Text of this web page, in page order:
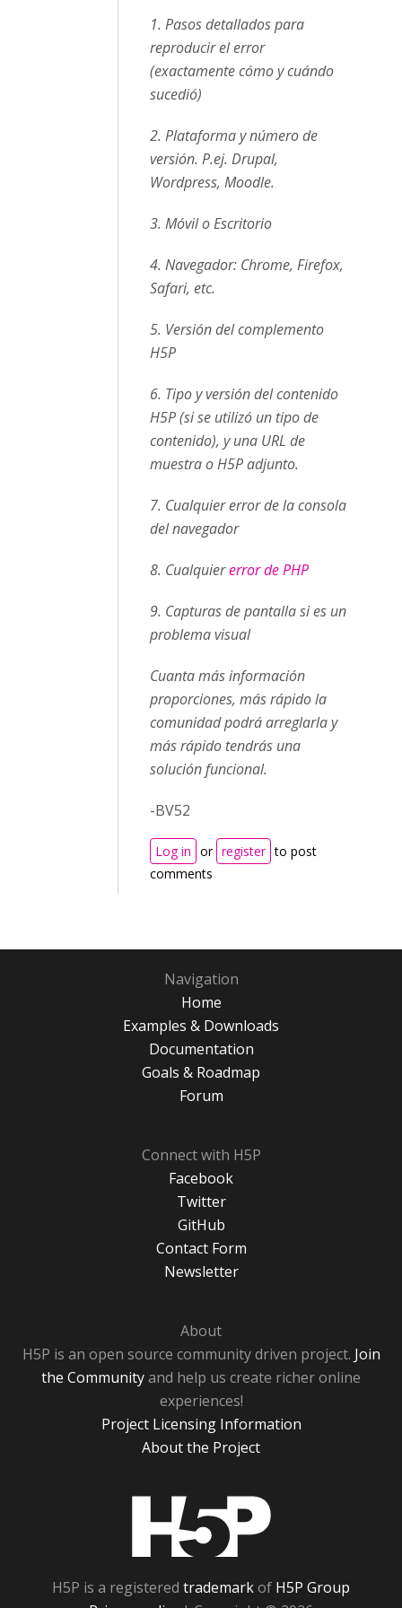
1. Pasos detallados para
reproducir el error
(exactamente cómo y cuándo
sucedió)
2. Plataforma y número de
versión. P.ej. Drupal,
Wordpress, Moodle.
3. Móvil o Escritorio
4. Navegador: Chrome, Firefox,
Safari, etc.
5. Versión del complemento
H5P
6. Tipo y versión del contenido
H5P (si se utilizó un tipo de
contenido), y una URL de
muestra o H5P adjunto.
7. Cualquier error de la consola
del navegador
8. Cualquiererror de PHP
9. Capturas de pantalla si es un
problema visual
Cuanta más información
proporciones, más rápido la
comunidad podrá arreglarla y
más rápido tendrás una
solución funcional.
-BV52
Log in or register to post
comments
Navigation
Home
Examples & Downloads
Documentation
Goals & Roadmap
Forum
Connect with H5P
Facebook
Twitter
GitHub
Contact Form
Newsletter
About
H5P is an open source community driven project. Join
the Communityand help us create richer online
experiences!
Project Licensing Information
About the Project
H5P is a registered trademarkof H5P Group